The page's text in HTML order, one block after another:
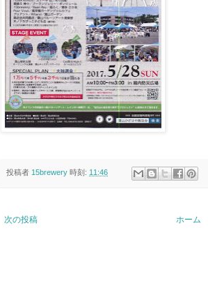
投稿者 15brewery 時刻: 11:46
次の投稿 ホーム